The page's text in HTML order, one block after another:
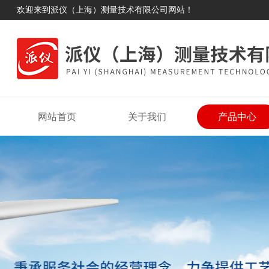
欢迎来到派仪（上海）测量技术有限公司网站！
网站首页 关于我们 产品中心